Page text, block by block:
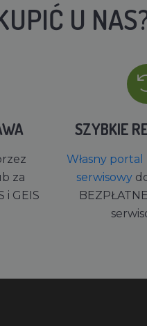
U
za
i GEIS
SZYBKIE
Własny
serwisowy